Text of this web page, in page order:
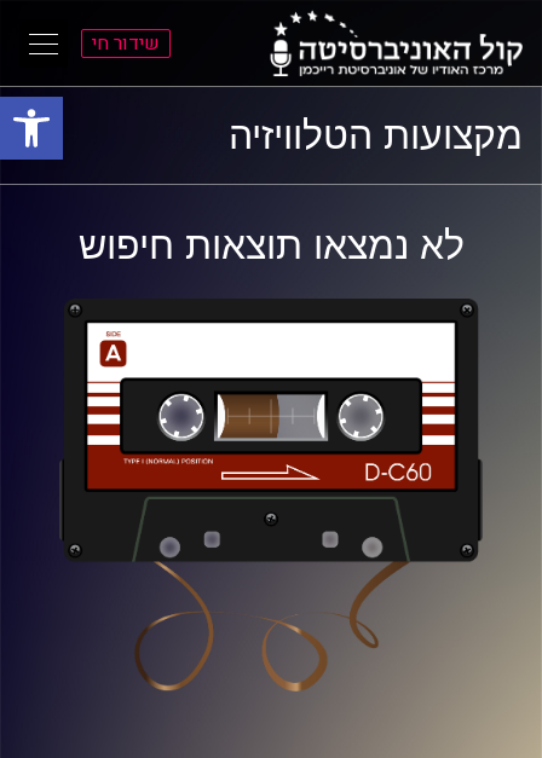
פתח
התפריט
הראשי
התוכן
הראשי
שידור חי
מקצועות הטלוויזיה
לא נמצאו תוצאות חיפוש